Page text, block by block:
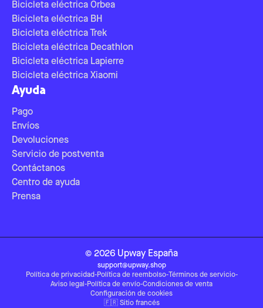
Bicicleta eléctrica Orbea
Bicicleta eléctrica BH
Bicicleta eléctrica Trek
Bicicleta eléctrica Decathlon
Bicicleta eléctrica Lapierre
Bicicleta eléctrica Xiaomi
Ayuda
Pago
Envíos
Devoluciones
Servicio de postventa
Contáctanos
Centro de ayuda
Prensa
© 2026 Upway España
support@upway.shop
Política de privacidad-Política de reembolso-Términos de servicio-
Aviso legal -Política de envío-Condiciones de venta
Configuración de cookies
🇫🇷 Sitio francés